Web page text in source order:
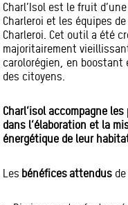
Charl’Isol est le fruit
Charleroi et les équipes de
Charleroi. Cet outil a été
majoritairement
carolorégien, en
des citoyens.
Charl’isol accompagne
dans l’élaboration et la
énergétique de leur
Les bénéfices attendus